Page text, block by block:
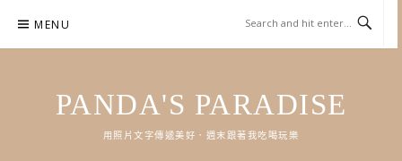
content
MENU
PANDA'S PARADISE
用照片文字傳遞美好．週末跟著我吃喝玩樂